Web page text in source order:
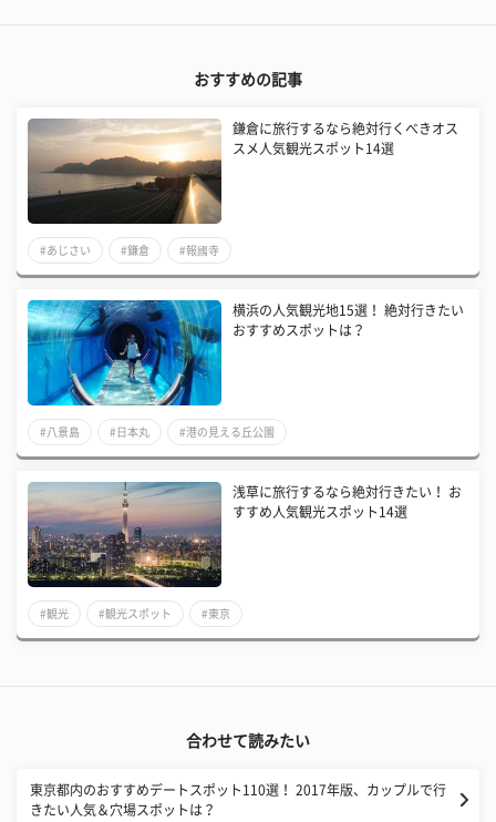
おすすめの記事
鎌倉に旅行するなら絶対行くべきオス
スメ人気観光スポット14選
#あじさい #鎌倉 #報國寺
横浜の人気観光地15選！ 絶対行きたい
おすすめスポットは？
#八景島 #日本丸 #港の見える丘公園
浅草に旅行するなら絶対行きたい！ お
すすめ人気観光スポット14選
#観光 #観光スポット #東京
合わせて読みたい
東京都内のおすすめデートスポット110選！ 2017年版、カップルで行
きたい人気＆穴場スポットは？